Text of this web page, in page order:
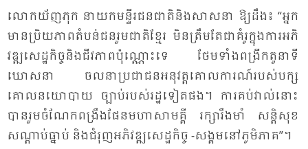
លោក​យ័ញ​ភុក នា​យក​មន្ទីរ​ជន​ជាតិ​និង​សាស​នា ឱ្យ​ដឹង៖ “អ្នក​
មាន​ប្រិយ​ភាព​តំ​បន់​ជន​រួម​ជាតិ​ខ្មែរ មិន​ត្រឹម​តែ​ជា​គំរូ​ក្នុង​ការ​អភិ​
វឌ្ឍ​សេដ្ឋ​កិច្ច​និង​ជីវ​ភាព​ប៉ុណ្ណោះ​ទេ ថែម​ទាំង​ពង្រីក​តួនា​ទី​
ឃោស​នា ចល​នា​ប្រ​ជា​ជន​អនុវត្ត​គោល​ការណ៍​របស់​បក្ស
គោល​នយោ​បាយ ច្បាប់​របស់​រដ្ឋ​ទៀត​ផង។ ការ​គប់​វាល់​នោះ
បាន​រួម​ចំ​ណែក​ពង្រឹង​ផែន​មហា​សាម​គ្គី រក្សា​រឹង​មាំ សន្តិ​សុខ​
សណ្តាប់​ធ្នាប់ និង​ជំ​រុញ​អភិ​វឌ្ឍ​សេដ្ឋ​កិច្ច -សង្គម​នៅ​ភូមិ​ភាគ”។